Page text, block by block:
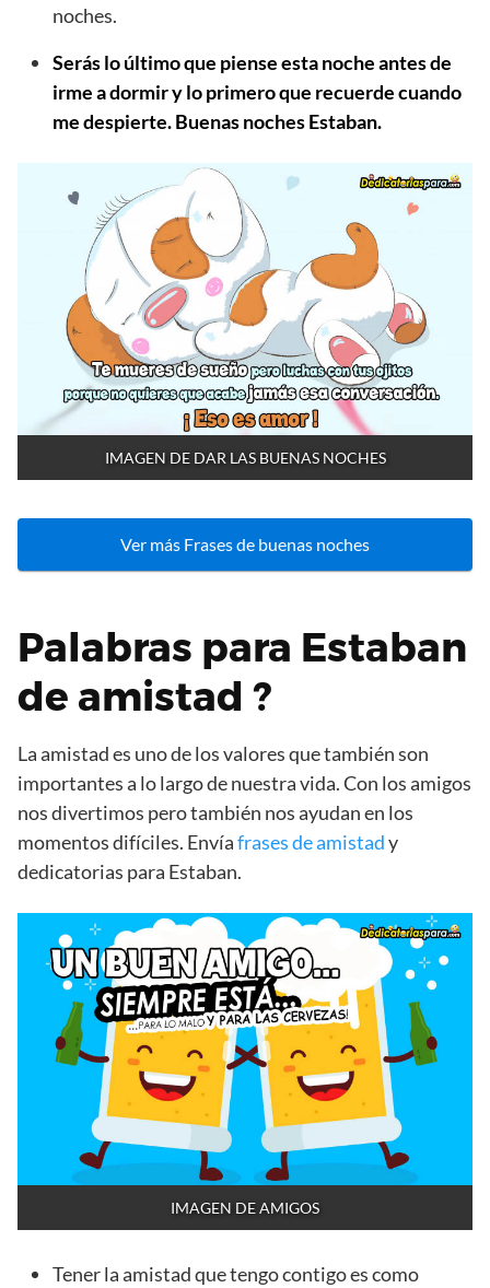
noches.
Serás lo último que piense esta noche antes de
irme a dormir y lo primero que recuerde cuando
me despierte. Buenas noches Estaban.
IMAGEN DE DAR LAS BUENAS NOCHES
Ver más Frases de buenas noches
Palabras para Estaban
de amistad ?
La amistad es uno de los valores que también son
importantes a lo largo de nuestra vida. Con los amigos
nos divertimos pero también nos ayudan en los
momentos difíciles. Envíafrases de amistady
dedicatorias para Estaban.
IMAGEN DE AMIGOS
Tener la amistad que tengo contigo es como